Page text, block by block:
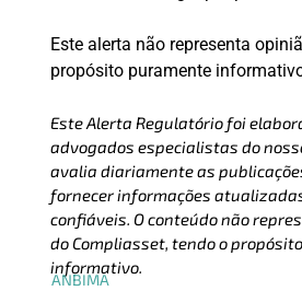
Este alerta não representa
propósito puramente
Este Alerta Regulatório foi
advogados especialistas do
avalia diariamente as
fornecer informações
confiáveis. O conteúdo não
do Compliasset, tendo o
informativo.
ANBIMA